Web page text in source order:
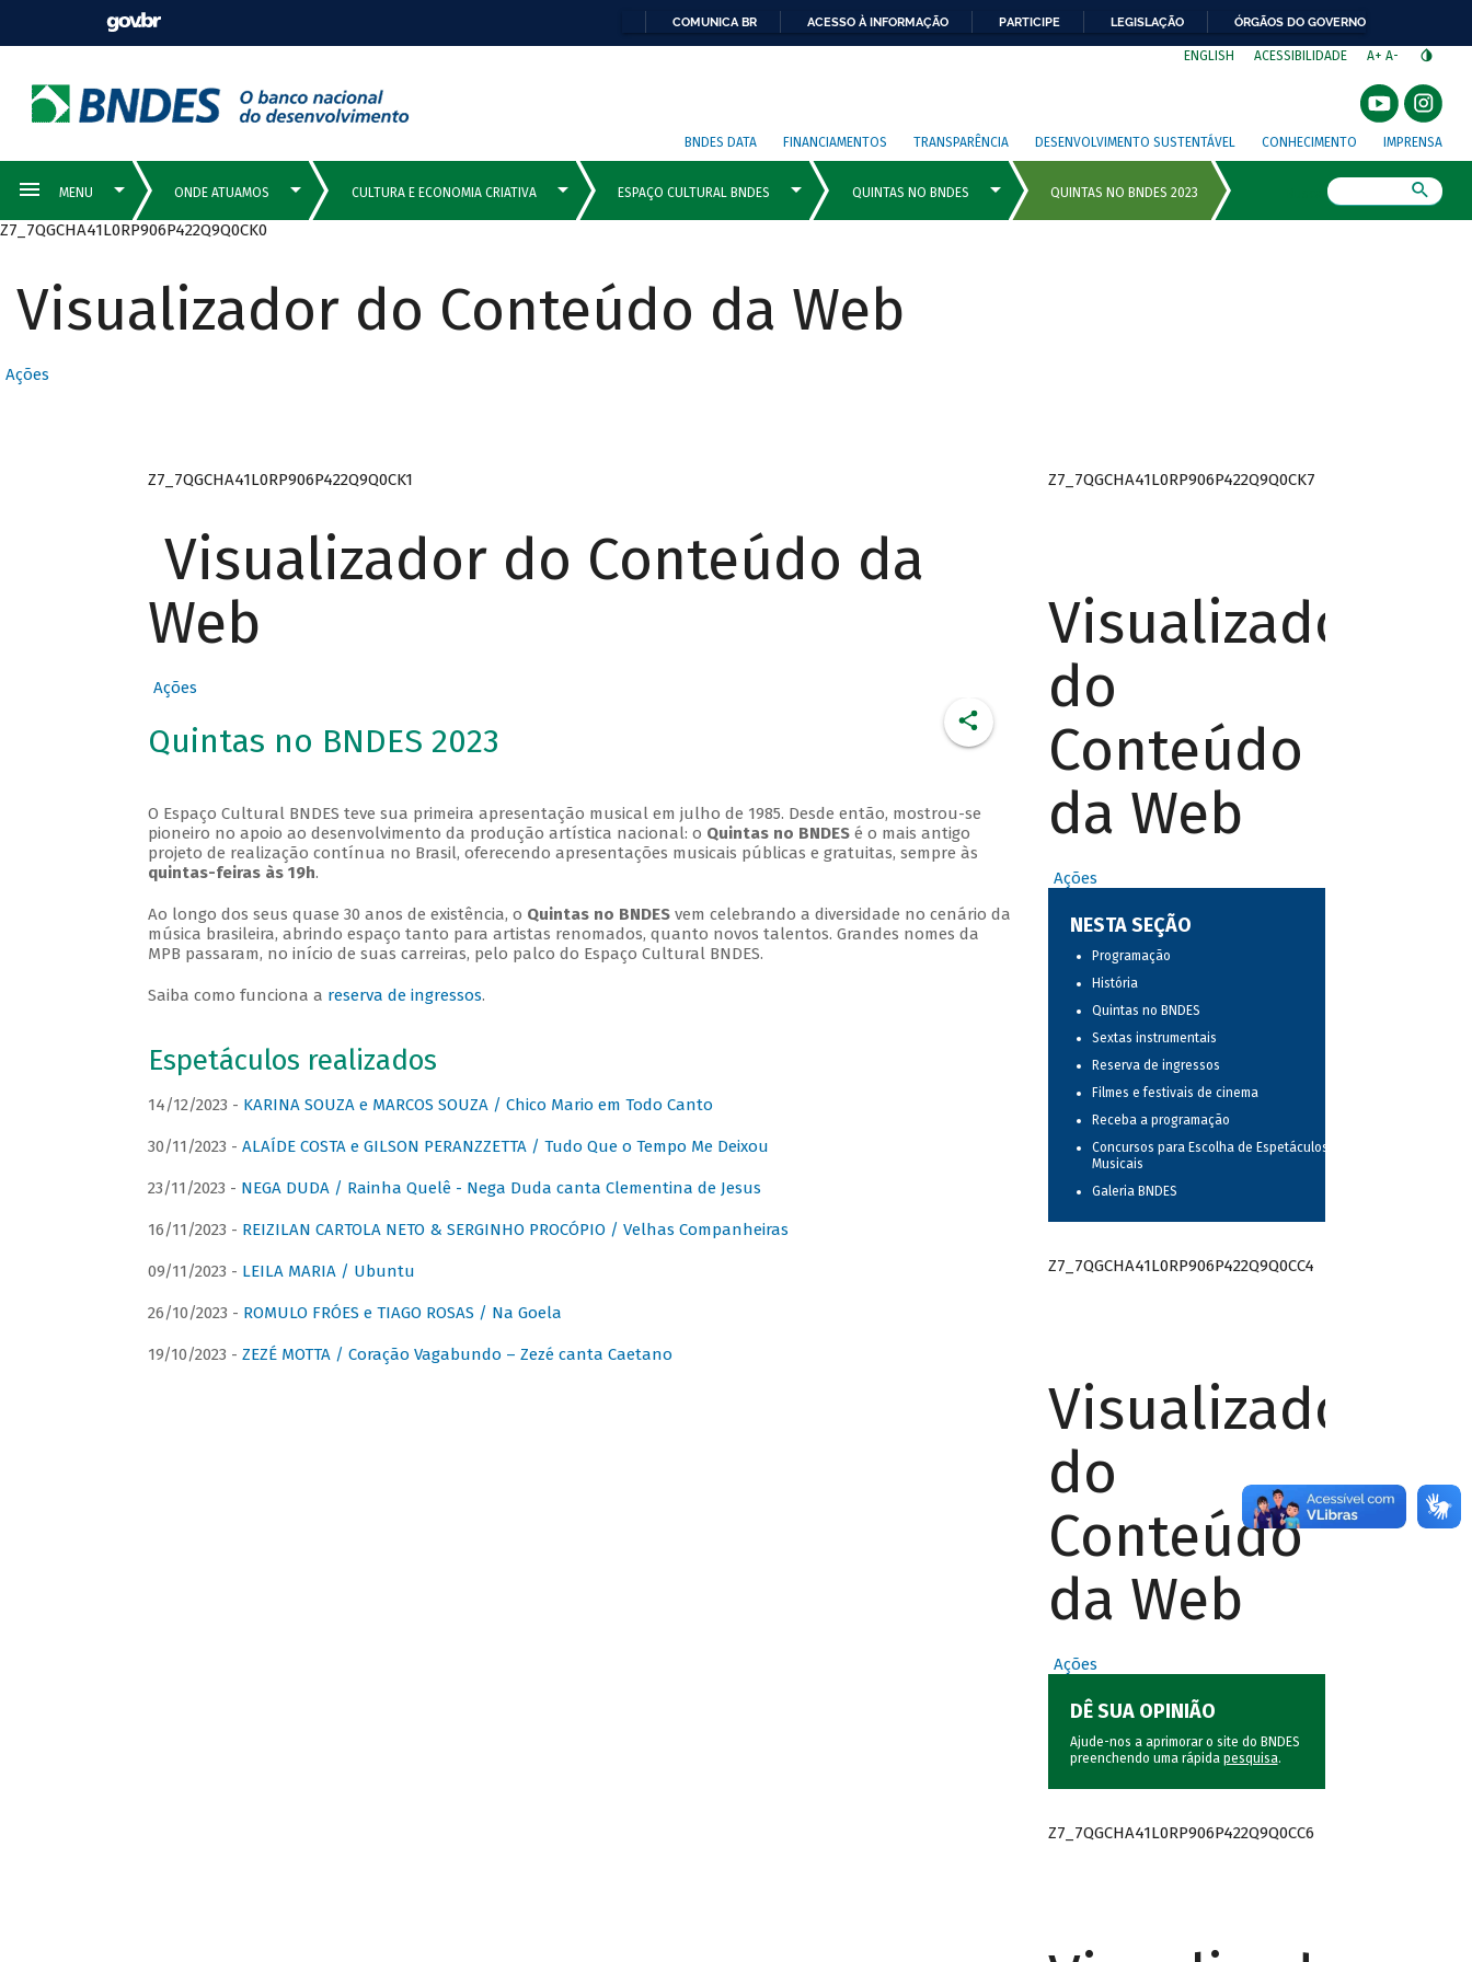
COMUNICA BR ACESSO À INFORMAÇÃO PARTICIPE LEGISLAÇÃO ÓRGÃOS DO GOVERNO
ENGLISH ACESSIBILIDADE A+ A-
BNDES DATA FINANCIAMENTOS TRANSPARÊNCIA DESENVOLVIMENTO SUSTENTÁVEL CONHECIMENTO IMPRENSA
Z7_7QGCHA41L0RP906P422Q9Q0CK0
Visualizador do Conteúdo da Web
Ações
Z7_7QGCHA41L0RP906P422Q9Q0CK1
Visualizador do Conteúdo da
Web
Ações
Quintas no BNDES 2023
O Espaço Cultural BNDES teve sua primeira apresentação musical em julho de 1985. Desde então, mostrou-se
pioneiro no apoio ao desenvolvimento da produção artística nacional: o Quintas no BNDESé o mais antigo
projeto de realização contínua no Brasil, oferecendo apresentações musicais públicas e gratuitas, sempre às
quintas-feiras às 19h.
Ao longo dos seus quase 30 anos de existência, o Quintas no BNDESvem celebrando a diversidade no cenário da
música brasileira, abrindo espaço tanto para artistas renomados, quanto novos talentos. Grandes nomes da
MPB passaram, no início de suas carreiras, pelo palco do Espaço Cultural BNDES.
Saiba como funciona a reserva de ingressos.
Espetáculos realizados
14/12/2023 - KARINA SOUZA e MARCOS SOUZA / Chico Mario em Todo Canto
30/11/2023 - ALAÍDE COSTA e GILSON PERANZZETTA / Tudo Que o Tempo Me Deixou
23/11/2023 - NEGA DUDA / Rainha Quelê - Nega Duda canta Clementina de Jesus
16/11/2023 - REIZILAN CARTOLA NETO & SERGINHO PROCÓPIO / Velhas Companheiras
09/11/2023 - LEILA MARIA / Ubuntu
26/10/2023 - ROMULO FRÓES e TIAGO ROSAS / Na Goela
19/10/2023 - ZEZÉ MOTTA / Coração Vagabundo – Zezé canta Caetano
Z7_7QGCHA41L0RP906P422Q9Q0CK7
Visualizador
do
Conteúdo
da Web
Ações
NESTA SEÇÃO
Programação
História
Quintas no BNDES
Sextas instrumentais
Reserva de ingressos
Filmes e festivais de cinema
Receba a programação
Concursos para Escolha de Espetáculos
Musicais
Galeria BNDES
Z7_7QGCHA41L0RP906P422Q9Q0CC4
Visualizador
do
Conteúdo
da Web
Ações
DÊ SUA OPINIÃO
Ajude-nos a aprimorar o site do BNDES
preenchendo uma rápida pesquisa.
Z7_7QGCHA41L0RP906P422Q9Q0CC6